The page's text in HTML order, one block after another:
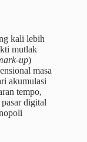
kali lebih
mutlak
up)
masa
akumulasi
tempo,
digital